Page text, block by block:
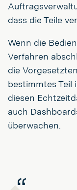
dass die Teile
Wenn die
Verfahren
die
bestimmtes Teil
diesen
auch
überwachen.